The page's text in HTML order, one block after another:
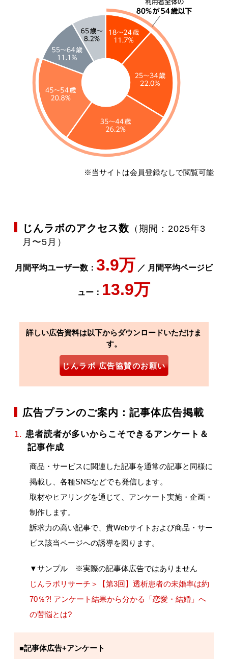
※当サイトは会員登録なしで閲覧可能
じんラボのアクセス数 （期間：2025年3
月〜5月）
月間平均ユーザー数：3.9万 ／ 月間平均ページビ
ュー： 13.9万
詳しい広告資料は以下からダウンロードいただけま
す。
じんラボ 広告協賛のお願い
広告プランのご案内：記事体広告掲載
1. 患者読者が多いからこそできるアンケート＆
記事作成
商品・サービスに関連した記事を通常の記事と同様に
掲載し、各種SNSなどでも発信します。
取材やヒアリングを通じて、アンケート実施・企画・
制作します。
訴求力の高い記事で、貴Webサイトおよび商品・サー
ビス該当ページへの誘導を図ります。
▼サンプル ※実際の記事体広告ではありません
じんラボリサーチ＞【第3回】透析患者の未婚率は約
70％?! アンケート結果から分かる「恋愛・結婚」へ
の苦悩とは?
■記事体広告+アンケート